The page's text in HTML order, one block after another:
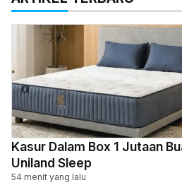
Kasur Dalam Box 1 Jutaan
Uniland Sleep
54 menit yang lalu